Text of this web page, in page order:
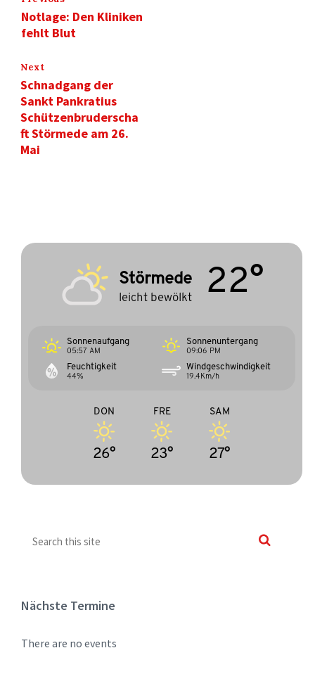
Notlage: Den Kliniken
fehlt Blut
Next
Schnadgang der
Sankt Pankratius
Schützenbruderscha
ft Störmede am 26.
Mai
Störmede
leicht bewölkt 22°
Sonnenaufgang
05:57 AM
Sonnenuntergang
09:06 PM
Feuchtigkeit
44%
Windgeschwindigkeit
19.4Km/h
DON
26°
FRE
23°
SAM
27°
Nächste Termine
There are no events